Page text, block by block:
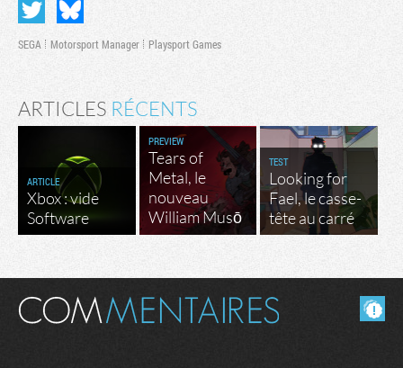
SEGA Motorsport Manager Playsport Games
ARTICLES RÉCENTS
ARTICLE
Xbox : vide
Software
PREVIEW
Tears of
Metal, le
nouveau
William Musō
TEST
Looking for
Fael, le casse-
tête au carré
Masquer les commentaires lus.